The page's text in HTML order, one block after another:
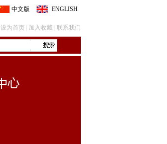
中文版 ENGLISH
设为首页 加入收藏 联系我们